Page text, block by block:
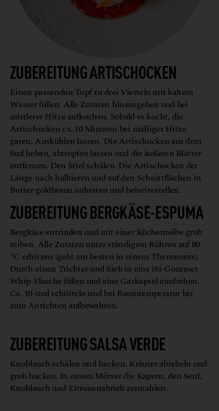
ZUBEREITUNG ARTISCHOCKEN
Einen passenden Topf zu drei Vierteln mit kaltem
Wasser füllen. Alle Zutaten hineingeben und bei
mittlerer Hitze aufkochen. Sobald es kocht, die
Artischocken ca. 10 Minuten bei mäßiger Hitze
garen. Auskühlen lassen. Die Artischocken aus dem
Sud heben, abtropfen lassen und die äußeren Blätter
entfernen. Den Stiel schälen. Die Artischocken der
Länge nach halbieren und auf den Schnittflächen in
Butter goldbraun anbraten und beiseitestellen.
ZUBEREITUNG BERGKÄSE-ESPUMA
Bergkäse entrinden und mit einer Küchenreibe grob
reiben. Alle Zutaten unter ständigem Rühren auf 80
°C erhitzen (geht am besten in einem Thermomix).
Durch einen Trichter und Sieb in eine iSi-Gourmet
Whip-Flasche füllen und eine Gaskapsel eindrehen.
Ca. 10-mal schütteln und bei Raumtemperatur bis
zum Anrichten aufbewahren.
ZUBEREITUNG SALSA VERDE
Knoblauch schälen und hacken. Kräuter abrebeln und
grob hacken. In einem Mörser die Kapern, den Senf,
Knoblauch und Zitronenabrieb zermahlen.